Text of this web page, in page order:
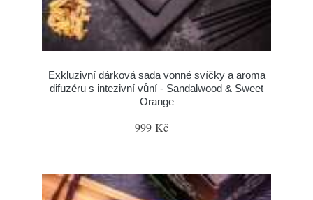
Exkluzivní dárková sada vonné svíčky a aroma
difuzéru s intezivní vůní - Sandalwood & Sweet
Orange
999 Kč